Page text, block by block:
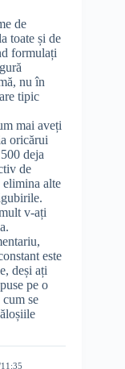
de
toate și de
formulați
nu în
tipic
mai aveți
oricărui
deja
de
elimina alte
v-ați
este
deși ați
pe o
se